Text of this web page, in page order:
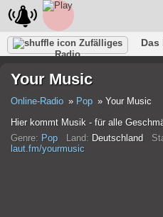
Zufälliges
Radio
Das
Your Music
Online-Radio Pop
Your Music
Hier kommt Musik - für alle
Genre: Pop Land: Deutschland
laut.fm/yourmusic